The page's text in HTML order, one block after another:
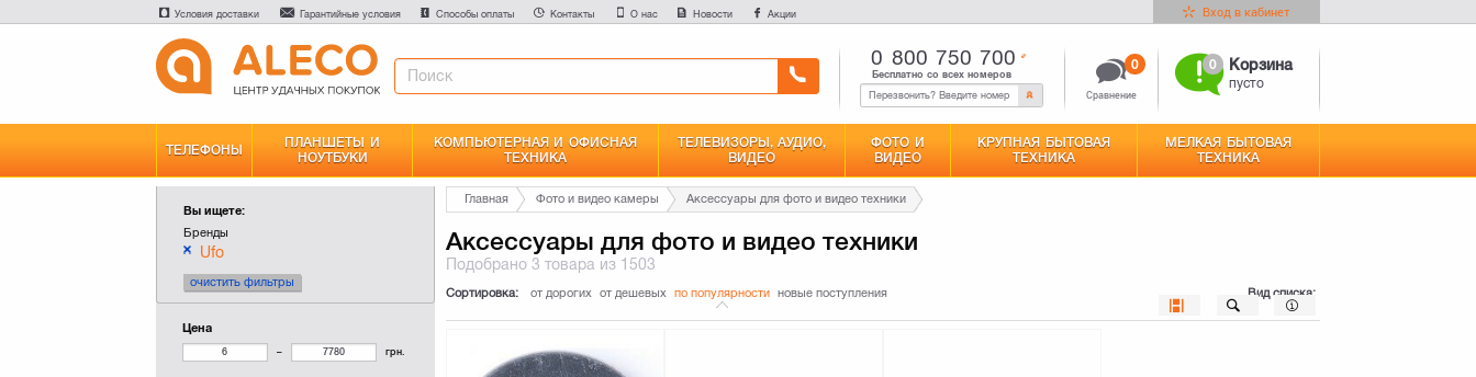
Условия доставки Гарантийные условия Способы оплаты Контакты О нас Новости Акции Вход в кабинет
0 800 750 700
Бесплатно со всех номеров
Сравнение
0 0 Корзина
пусто
ТЕЛЕФОНЫ
ПЛАНШЕТЫ И
НОУТБУКИ
КОМПЬЮТЕРНАЯ И ОФИСНАЯ
ТЕХНИКА
ТЕЛЕВИЗОРЫ, АУДИО,
ВИДЕО
ФОТО И
ВИДЕО
КРУПНАЯ БЫТОВАЯ
ТЕХНИКА
МЕЛКАЯ БЫТОВАЯ
ТЕХНИКА
Вы ищете:
Бренды
Ufo
очистить фильтры
Цена
– грн.
Главная Фото и видео камеры Аксессуары для фото и видео техники
Аксессуары для фото и видео техники
Подобрано3 товара из 1503
Сортировка: от дорогих от дешевых по популярности новые поступления Вид списка: